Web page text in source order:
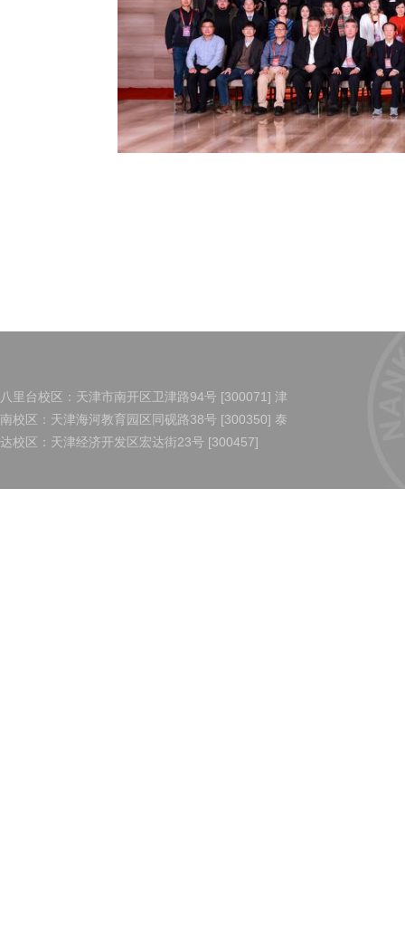
八里台校区：天津市南开区卫津路94号 [300071] 津
南校区：天津海河教育园区同砚路38号 [300350] 泰
达校区：天津经济开发区宏达街23号 [300457]